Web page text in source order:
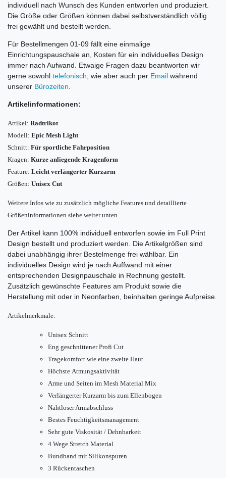
individuell nach Wunsch des Kunden entworfen und produziert.
Die Größe oder Größen können dabei selbstverständlich völlig
frei gewählt und bestellt werden.
Für Bestellmengen 01-09 fällt eine einmalige
Einrichtungspauschale an, Kosten für ein individuelles Design
immer nach Aufwand. Etwaige Fragen dazu beantworten wir
gerne sowohl telefonisch, wie aber auch per Email während
unserer Bürozeiten.
Artikelinformationen:
Artikel: Radtrikot
Modell: Epic Mesh Light
Schnitt: Für sportliche Fahrposition
Kragen: Kurze anliegende Kragenform
Feature: Leicht verlängerter Kurzarm
Größen: Unisex Cut
Weitere Infos wie zu zusätzlich mögliche Features und detaillierte
Größeninformationen siehe weiter unten.
Der Artikel kann 100% individuell entworfen sowie im Full Print
Design bestellt und produziert werden. Die Artikelgrößen sind
dabei unabhängig ihrer Bestelmenge frei wählbar. Ein
individuelles Design wird je nach Auffwand mit einer
entsprechenden Designpauschale in Rechnung gestellt.
Zusätzlich gewünschte Features am Produkt sowie die
Herstellung mit oder in Neonfarben, beinhalten geringe Aufpreise.
Artikelmerkmale:
Unisex Schnitt
Eng geschnittener Profi Cut
Tragekomfort wie eine zweite Haut
Höchste Atmungsaktivität
Arme und Seiten im Mesh Material Mix
Verlängerter Kurzarm bis zum Ellenbogen
Nahtloser Armabschluss
Bestes Feuchtigkeitsmanagement
Sehr gute Viskosität / Dehnbarkeit
4 Wege Stretch Material
Bundband mit Silikonspuren
3 Rückentaschen